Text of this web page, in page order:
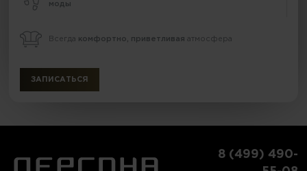
моды
Всегда комфортно, приветливая атмосфера
ЗАПИСАТЬСЯ
8 (499) 490-